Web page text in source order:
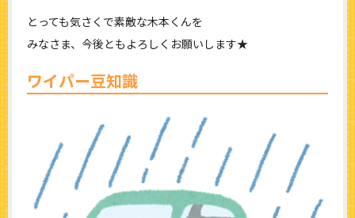
とっても気さくで素敵な木本くんを
みなさま、今後ともよろしくお願いします★
ワイパー豆知識